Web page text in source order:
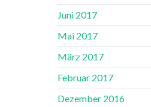
Juni 2017
Mai 2017
März 2017
Februar 2017
Dezember 2016